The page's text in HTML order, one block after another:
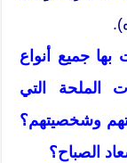
جميع أنواع
الملحة التي
وشخصيتهم؟
الصباح؟